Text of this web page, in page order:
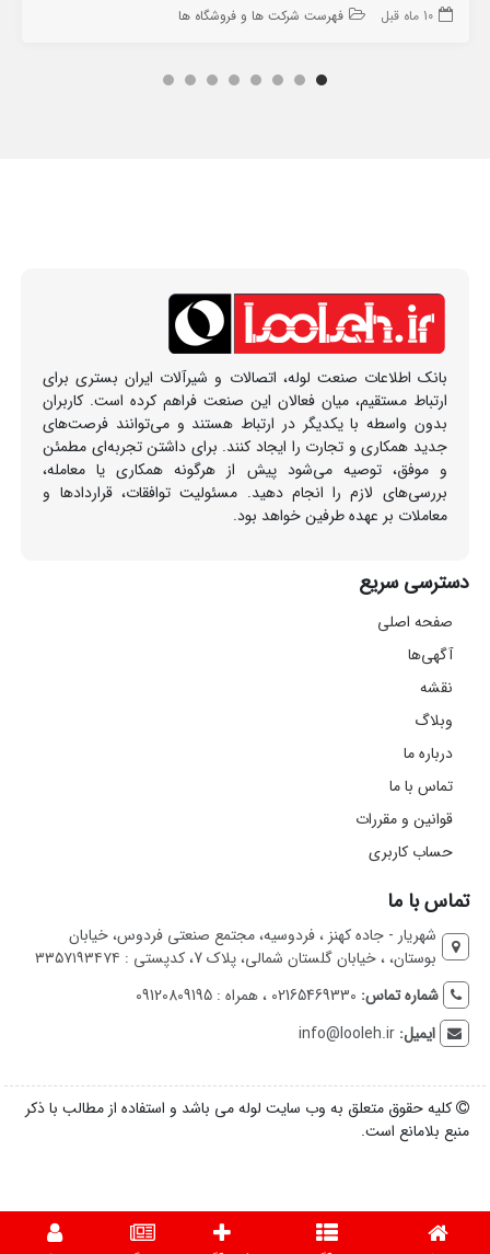
10 ماه قبل فهرست شرکت ها و فروشگاه ها
بانک اطلاعات صنعت لوله، اتصالات و شیرآلات ایران بستری برای
ارتباط مستقیم، میان فعالان این صنعت فراهم کرده است. کاربران
بدون واسطه با یکدیگر در ارتباط هستند و می‌توانند فرصت‌های
جدید همکاری و تجارت را ایجاد کنند. برای داشتن تجربه‌ای مطمئن
و موفق، توصیه می‌شود پیش از هرگونه همکاری یا معامله،
بررسی‌های لازم را انجام دهید. مسئولیت توافقات، قراردادها و
معاملات بر عهده طرفین خواهد بود.
دسترسی سریع
صفحه اصلی
آگهی‌ها
نقشه
وبلاگ
درباره ما
تماس با ما
قوانین و مقررات
حساب کاربری
تماس با ما
شهریار - جاده کهنز ، فردوسیه، مجتمع صنعتی فردوس، خیابان
بوستان، ، خیابان گلستان شمالی، پلاک 7، کدپستی : ۳۳۵۷۱۹۳۴۷۴
شماره تماس: 02165469330 ، همراه : 09120809195
ایمیل:info@looleh.ir
کلیه حقوق متعلق به وب سایت لوله می باشد و استفاده از مطالب با ذکر
منبع بلامانع است.